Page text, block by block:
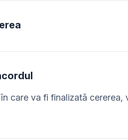
care va fi finalizată cererea,